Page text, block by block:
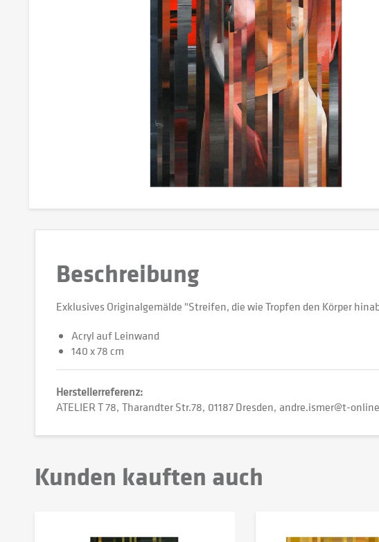
Beschreibung
Exklusives Originalgemälde "Streifen, die wie Tropfen den Körper
Acryl auf Leinwand
140 x 78 cm
Herstellerreferenz:
ATELIER T 78 Tharandter Str.78 01187 Dresden andre.ismer@t-
Kunden kauften auch